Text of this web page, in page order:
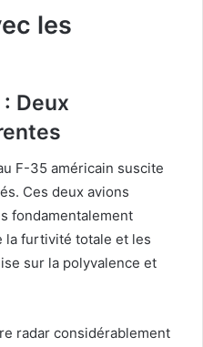
les
Deux
F-35 américain suscite
Ces deux avions
fondamentalement
furtivité totale et les
sur la polyvalence et
radar considérablement